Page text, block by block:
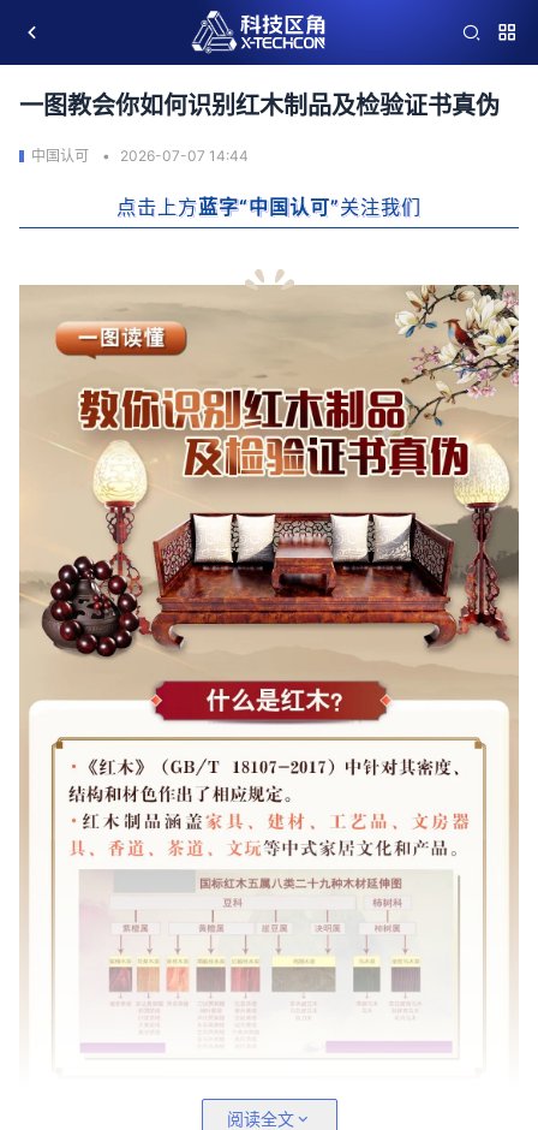
一图教会你如何识别红木制品及检验证书真伪
中国认可 2026-07-07 14:44
点击上方蓝字“中国认可”关注我们
阅读全文